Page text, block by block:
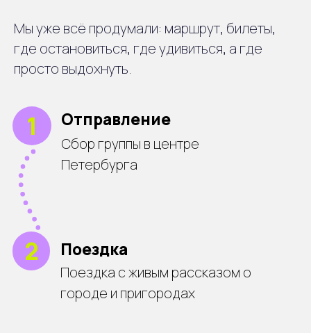
Мы уже всё продумали: маршрут, билеты,
где остановиться, где удивиться, а где
просто выдохнуть.
Возвращение
Возвращение в центр
города
Янтарная комната
5